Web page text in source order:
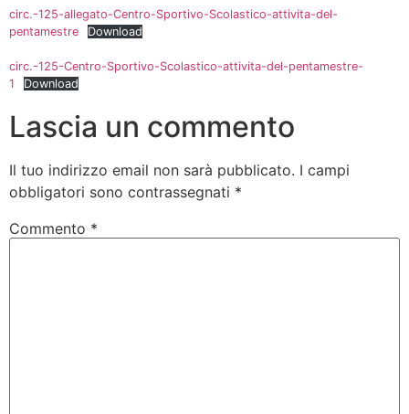
circ.-125-allegato-Centro-Sportivo-Scolastico-attivita-del-
pentamestre
Download
circ.-125-Centro-Sportivo-Scolastico-attivita-del-pentamestre-
1
Download
Lascia un commento
Il tuo indirizzo email non sarà pubblicato. I campi
obbligatori sono contrassegnati *
Commento *